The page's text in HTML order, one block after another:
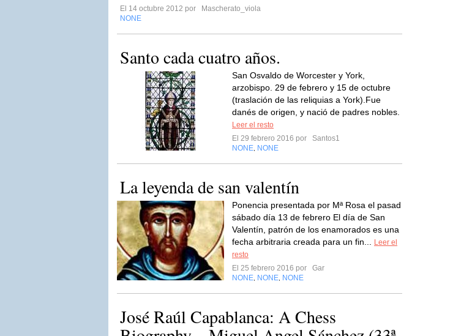
El 14 octubre 2012 por
Mascherato_viola
NONE
Santo cada cuatro años.
San Osvaldo de Worcester y York,
arzobispo. 29 de febrero y 15 de octubre
(traslación de las reliquias a York).Fue
danés de origen, y nació de padres nobles.
Leer el resto
El 29 febrero 2016 por
Santos1
NONE NONE
La leyenda de san valentín
Ponencia presentada por Mª Rosa el pasad
sábado día 13 de febrero El día de San
Valentín, patrón de los enamorados es una
fecha arbitraria creada para un fin...
Leer el
resto
El 25 febrero 2016 por
Gar
NONE NONE NONE
José Raúl Capablanca: A Chess